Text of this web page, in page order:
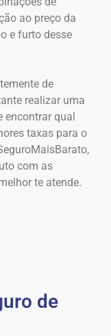
ao preço da
e furto desse
de
realizar uma
encontrar qual
taxas para o
com as
te atende.
de